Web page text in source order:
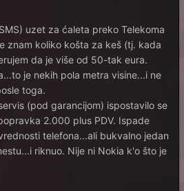
uzet za ćaleta preko Telekoma
znam koliko košta za keš (tj. kada
da je više od 50-tak eura.
je nekih pola metra visine...i ne
toga.
(pod garancijom) ispostavilo se
2.000 plus PDV. Ispade
telefona...ali bukvalno jedan
riknuo. Nije ni Nokia k'o što je